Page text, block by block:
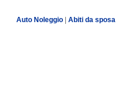
Auto Noleggio Abiti da sposa